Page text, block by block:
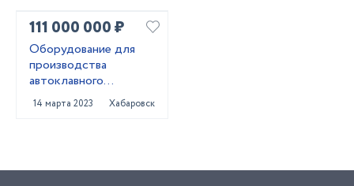
111 000 000 ₽
Оборудование для
производства
автоклавного
газобетона
14 марта 2023 Хабаровск